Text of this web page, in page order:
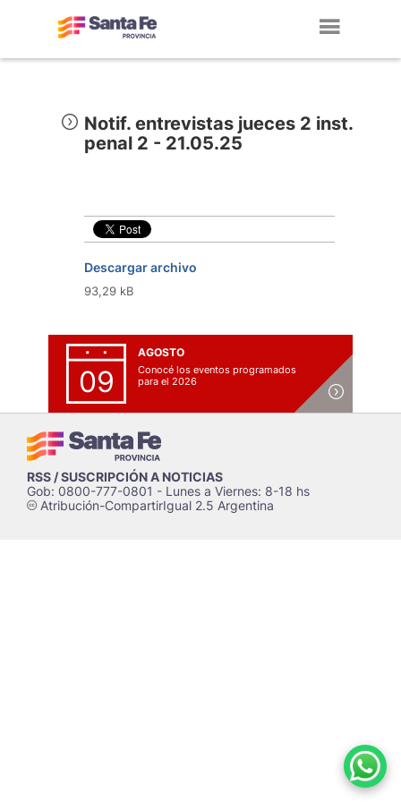
Notif. entrevistas jueces 2 inst.
penal 2 - 21.05.25
Descargar archivo
93,29 kB
09
AGOSTO
Conocé los eventos programados
para el 2026
RSS / SUSCRIPCIÓN A NOTICIAS
Gob: 0800-777-0801 - Lunes a Viernes: 8-18 hs
cAtribución-CompartirIgual 2.5 Argentina